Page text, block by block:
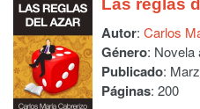
Las reglas
Autor: Carlos
Género: Novela
Publicado:
Páginas: 200